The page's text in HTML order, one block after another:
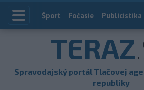
Index
Šport Počasie Publicistika
TERAZ
Spravodajský portál Tlačovej
republiky